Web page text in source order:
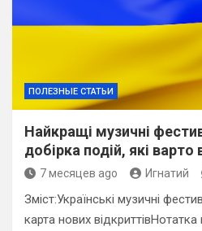
ПОЛЕЗНЫЕ СТАТЬИ
Найкращі музичні
добірка подій, які варто
7 месяцев ago Игнатий
Зміст:Українські музичні
карта нових